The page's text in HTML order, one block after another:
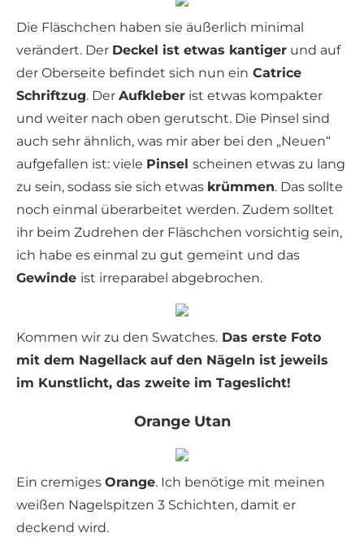
Die Fläschchen haben sie äußerlich minimal
verändert. Der Deckel ist etwas kantiger und auf
der Oberseite befindet sich nun ein Catrice
Schriftzug. Der Aufkleber ist etwas kompakter
und weiter nach oben gerutscht. Die Pinsel sind
auch sehr ähnlich, was mir aber bei den „Neuen“
aufgefallen ist: viele Pinsel scheinen etwas zu lang
zu sein, sodass sie sich etwas krümmen. Das sollte
noch einmal überarbeitet werden. Zudem solltet
ihr beim Zudrehen der Fläschchen vorsichtig sein,
ich habe es einmal zu gut gemeint und das
Gewinde ist irreparabel abgebrochen.
Kommen wir zu den Swatches. Das erste Foto
mit dem Nagellack auf den Nägeln ist jeweils
im Kunstlicht, das zweite im Tageslicht!
Orange Utan
Ein cremiges Orange. Ich benötige mit meinen
weißen Nagelspitzen 3 Schichten, damit er
deckend wird.